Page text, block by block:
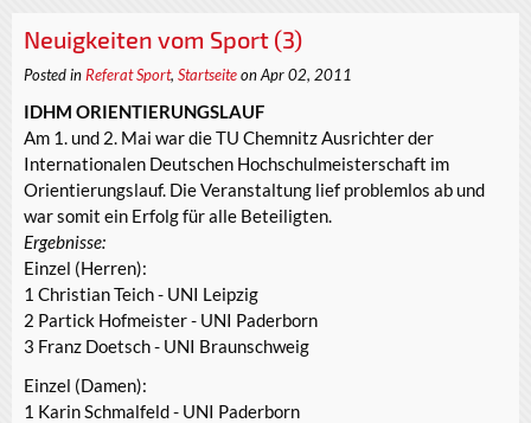
Neuigkeiten vom Sport (3)
Posted inReferat Sport, Startseiteon Apr 02, 2011
IDHM ORIENTIERUNGSLAUF
Am 1. und 2. Mai war die TU Chemnitz Ausrichter der
Internationalen Deutschen Hochschulmeisterschaft im
Orientierungslauf. Die Veranstaltung lief problemlos ab und
war somit ein Erfolg für alle Beteiligten.
Ergebnisse:
Einzel (Herren):
1 Christian Teich - UNI Leipzig
2 Partick Hofmeister - UNI Paderborn
3 Franz Doetsch - UNI Braunschweig
Einzel (Damen):
1 Karin Schmalfeld - UNI Paderborn